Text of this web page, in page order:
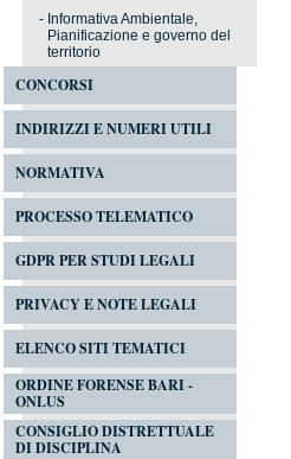
- Informativa Ambientale,
Pianificazione e governo del
territorio
CONCORSI
INDIRIZZI E NUMERI UTILI
NORMATIVA
PROCESSO TELEMATICO
GDPR PER STUDI LEGALI
PRIVACY E NOTE LEGALI
ELENCO SITI TEMATICI
ORDINE FORENSE BARI -
ONLUS
CONSIGLIO DISTRETTUALE
DI DISCIPLINA